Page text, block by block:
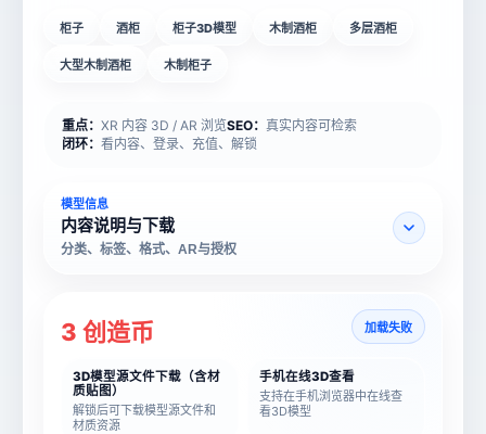
柜子 酒柜 柜子3D模型 木制酒柜 多层酒柜
大型木制酒柜 木制柜子
重点： XR 内容 3D / AR 浏览SEO： 真实内容可检索
闭环： 看内容、登录、充值、解锁
模型信息
内容说明与下载
分类、标签、格式、AR与授权
3 创造币 加载失败
3D模型源文件下载（含材
质贴图）
解锁后可下载模型源文件和
材质资源
手机在线3D查看
支持在手机浏览器中在线查
看3D模型